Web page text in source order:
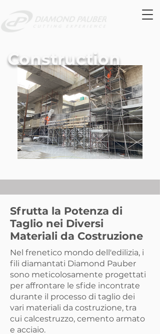
Construction
Sfrutta la Potenza di
Taglio nei Diversi
Materiali da Costruzione
Nel frenetico mondo dell'edilizia, i
fili diamantati Diamond Pauber
sono meticolosamente progettati
per affrontare le sfide incontrate
durante il processo di taglio dei
vari materiali da costruzione, tra
cui calcestruzzo, cemento armato
e acciaio.